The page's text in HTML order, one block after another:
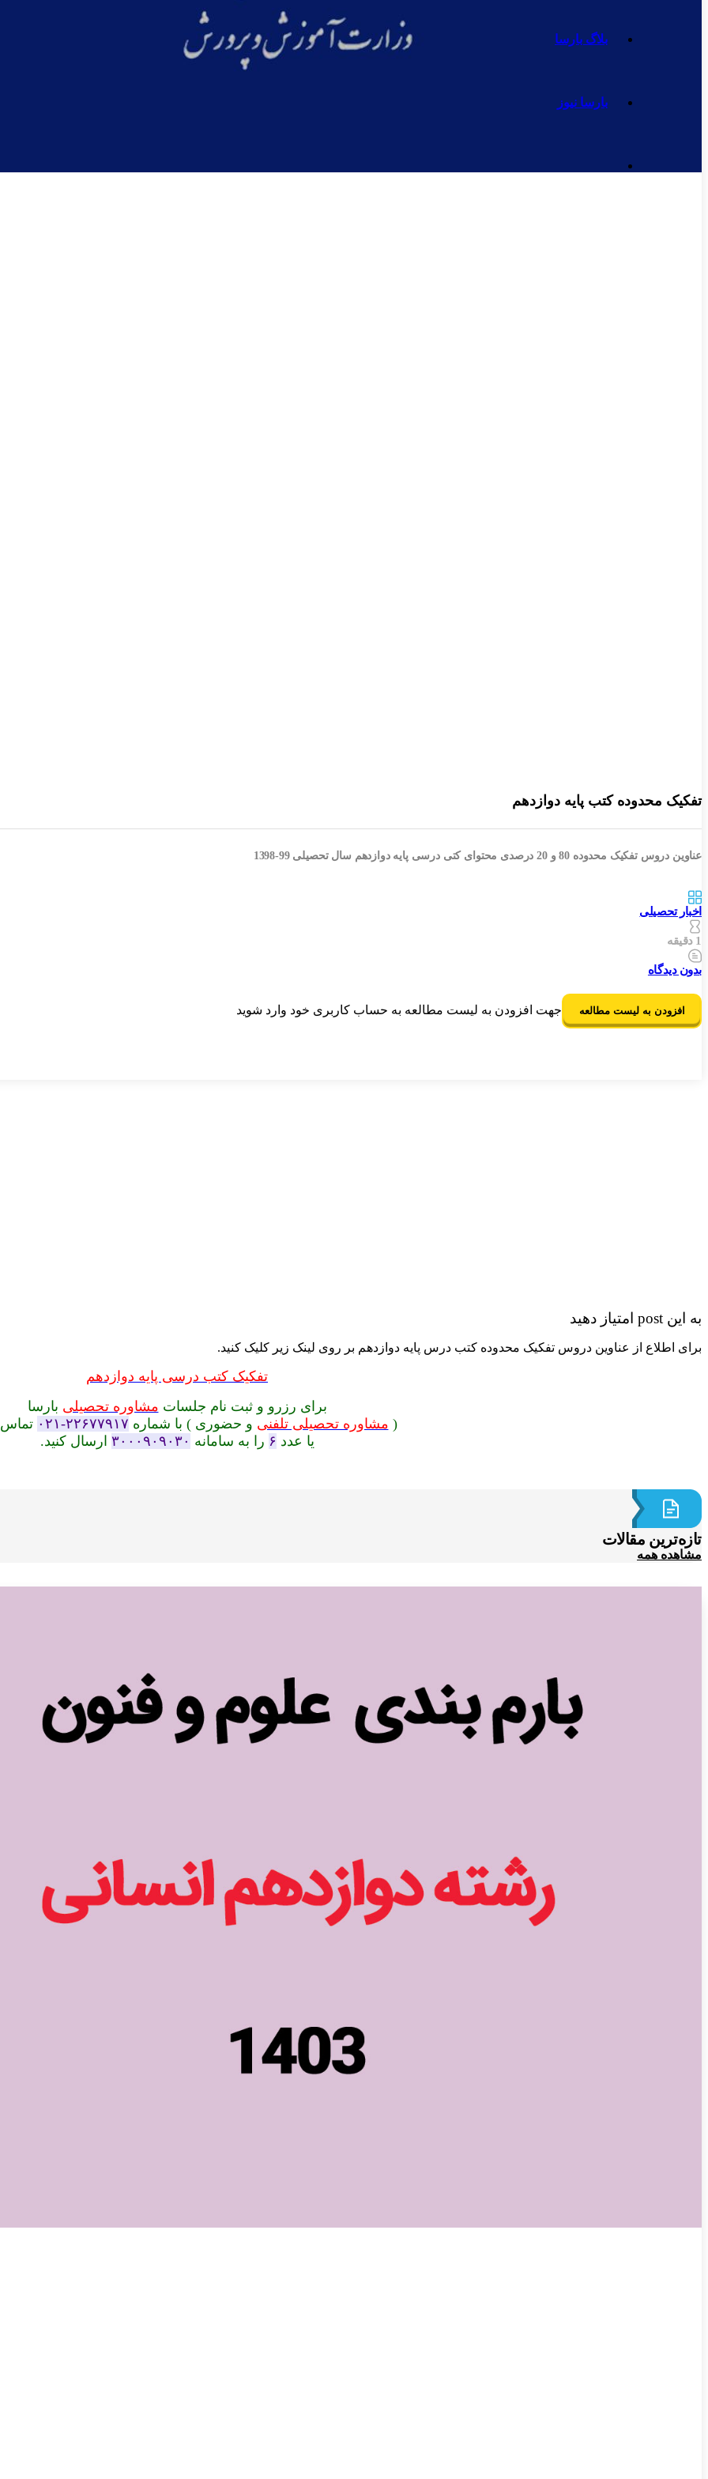
بلاگ بارسا
بارسا نیوز
تفکیک محدوده کتب پایه دوازدهم
عناوین دروس تفکیک محدوده 80 و 20 درصدی محتوای کتی درسی پایه دوازدهم سال تحصیلی 99-1398
اخبار تحصیلی
1 دقیقه
بدون دیدگاه
افزودن به لیست مطالعه جهت افزودن به لیست مطالعه به حساب کاربری خود وارد شوید
به این post امتیاز دهید
برای اطلاع از عناوین دروس تفکیک محدوده کتب درس پایه دوازدهم بر روی لینک زیر کلیک کنید.
تفکیک کتب درسی پایه دوازدهم
برای رزرو و ثبت نام جلسات مشاوره تحصیلی بارسا
( مشاوره تحصیلی تلفنی و حضوری ) با شماره ۲۲۶۷۷۹۱۷-۰۲۱
تماس
یا عدد ۶ را به سامانه ۳۰۰۰۹۰۹۰۳۰ ارسال کنید.
تازه‌ترین مقالات
مشاهده همه